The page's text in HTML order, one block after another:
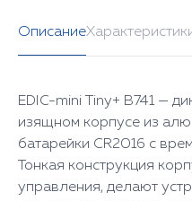
Описание
EDIC-mini Tiny+ B741 —
изящном корпусе из
батарейки CR2016 с
Тонкая конструкция
управления, делают